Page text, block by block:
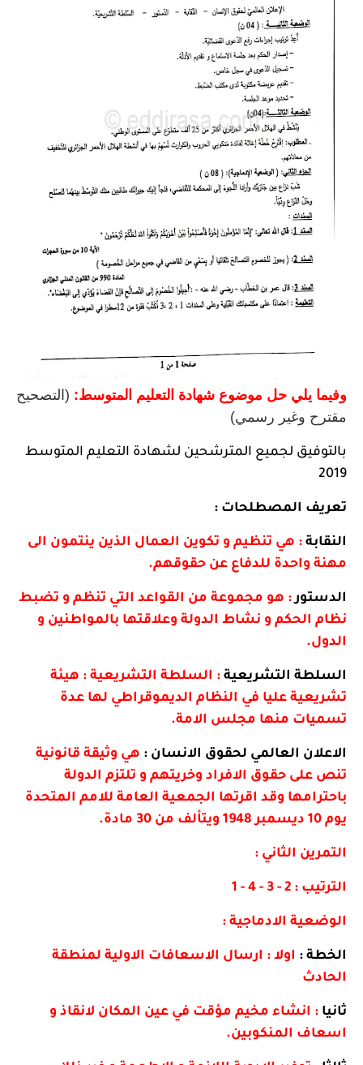
وفيما يلي حل موضوع شهادة التعليم المتوسط: (التصحيح
مقترح وغير رسمي)
بالتوفيق لجميع المترشحين لشهادة التعليم المتوسط
2019
تعريف المصطلحات :
النقابة : هي تنظيم و تكوين العمال الذين ينتمون الى
مهنة واحدة للدفاع عن حقوقهم.
الدستور : هو مجموعة من القواعد التي تنظم و تضبط
نظام الحكم و نشاط الدولة وعلاقتها بالمواطنين و
الدول.
السلطة التشريعية : السلطة التشريعية : هيئة
تشريعية عليا في النظام الديموقراطي لها عدة
تسميات منها مجلس الامة.
الاعلان العالمي لحقوق الانسان : هي وثيقة قانونية
تنص على حقوق الافراد وخريتهم و تلتزم الدولة
باحترامها وقد اقرتها الجمعية العامة للامم المتحدة
يوم 10 ديسمبر 1948 ويتألف من 30 مادة.
التمرين الثاني :
الترتيب : 2 - 3 - 4 - 1
الوضعية الادماجية :
الخطة : اولا : ارسال الاسعافات الاولية لمنطقة
الحادث
ثانيا : انشاء مخيم مؤقت في عين المكان لانقاذ و
اسعاف المنكوبين.